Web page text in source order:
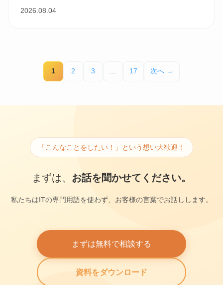
2026.08.04
1 2 3 17 次へ →
「こんなことをしたい！」という想い大歓迎！
まずは、 お話を聞かせてください。
私たちはITの専門用語を使わず、お客様の言葉でお話しします。
まずは無料で相談する
資料をダウンロード